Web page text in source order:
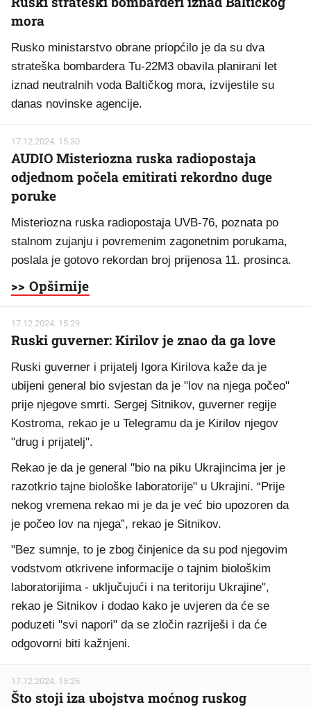
mora
Rusko ministarstvo obrane priopćilo je da su dva
strateška bombardera Tu-22M3 obavila planirani let
iznad neutralnih voda Baltičkog mora, izvijestile su
danas novinske agencije.
17.12.2024. 15:30
AUDIO Misteriozna ruska radiopostaja
odjednom počela emitirati rekordno duge
poruke
Misteriozna ruska radiopostaja UVB-76, poznata po
stalnom zujanju i povremenim zagonetnim porukama,
poslala je gotovo rekordan broj prijenosa 11. prosinca.
>> Opširnije
17.12.2024. 15:29
Ruski guverner: Kirilov je znao da ga love
Ruski guverner i prijatelj Igora Kirilova kaže da je
ubijeni general bio svjestan da je "lov na njega počeo"
prije njegove smrti. Sergej Sitnikov, guverner regije
Kostroma, rekao je u Telegramu da je Kirilov njegov
"drug i prijatelj".
Rekao je da je general "bio na piku Ukrajincima jer je
razotkrio tajne biološke laboratorije" u Ukrajini. “Prije
nekog vremena rekao mi je da je već bio upozoren da
je počeo lov na njega”, rekao je Sitnikov.
"Bez sumnje, to je zbog činjenice da su pod njegovim
vodstvom otkrivene informacije o tajnim biološkim
laboratorijima - uključujući i na teritoriju Ukrajine",
rekao je Sitnikov i dodao kako je uvjeren da će se
poduzeti "svi napori" da se zločin razriješi i da će
odgovorni biti kažnjeni.
17.12.2024. 15:26
Što stoji iza ubojstva moćnog ruskog